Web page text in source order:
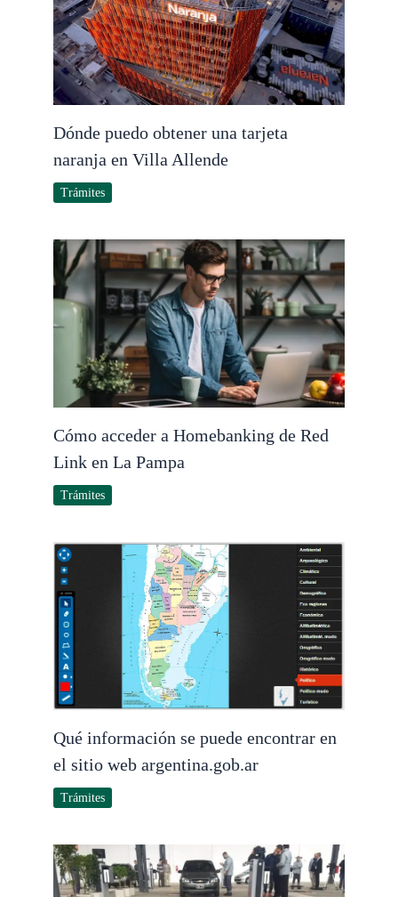
Dónde puedo obtener una tarjeta
naranja en Villa Allende
Trámites
Cómo acceder a Homebanking de Red
Link en La Pampa
Trámites
Qué información se puede encontrar en
el sitio web argentina.gob.ar
Trámites